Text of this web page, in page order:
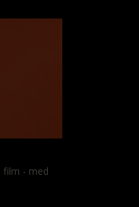
film - med